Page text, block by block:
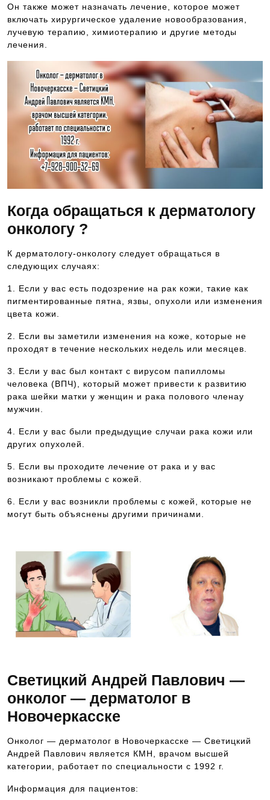
Он также может назначать лечение, которое может
включать хирургическое удаление новообразования,
лучевую терапию, химиотерапию и другие методы
лечения.
Когда обращаться к дерматологу
онкологу ?
К дерматологу-онкологу следует обращаться в
следующих случаях:
1. Если у вас есть подозрение на рак кожи, такие как
пигментированные пятна, язвы, опухоли или изменения
цвета кожи.
2. Если вы заметили изменения на коже, которые не
проходят в течение нескольких недель или месяцев.
3. Если у вас был контакт с вирусом папилломы
человека (ВПЧ), который может привести к развитию
рака шейки матки у женщин и рака полового членау
мужчин.
4. Если у вас были предыдущие случаи рака кожи или
других опухолей.
5. Если вы проходите лечение от рака и у вас
возникают проблемы с кожей.
6. Если у вас возникли проблемы с кожей, которые не
могут быть объяснены другими причинами.
Светицкий Андрей Павлович —
онколог — дерматолог в
Новочеркасске
Онколог — дерматолог в Новочеркасске — Светицкий
Андрей Павлович является КМН, врачом высшей
категории, работает по специальности с 1992 г.
Информация для пациентов: